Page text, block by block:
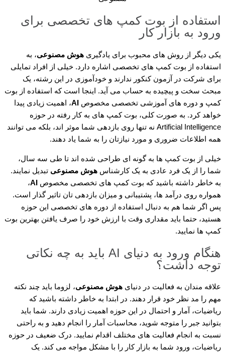
استفاده از بوت کمپ های تخصصی برای
ورود به بازار کار
یکی دیگر از روش های محبوب برای یادگیری هوش مصنوعی، به
استفاده از بوت کمپ های تخصصی اشاره دارد. خیلی از افراد تمایلی
برای شرکت در آزمون کنکور ندارند و خودآموزی در این رشته، یک
مبحث سخت و پیچیده به حساب می آید. اینجا است که استفاده از بوت
کمپ و دوره های آموزشی تخصصی مخصوص AI، اهمیت زیادی پیدا
خواهد کرد. به صورت کلی، بوت کمپ های به کار رفته در حوزه
Artificial Intelligence نه تنها روی بازدهی شما موثر اند، بلکه می توانند
همه اطلاعات ضروری و مورد نیازتان را به شما یاد دهند.
خیلی از بوت کمپ ها به گونه ای طراحی شده اند تا طی سه سال،
شما را از یک فرد عادی به یک کارشناس هوش مصنوعی تبدیل نمایند.
به خاطر داشته باشید که بوت کمپ های تخصصی مخصوص AI،
همواره روی درآمد ها، پشتیبانی و میزان بازدهی تان تاثیر گذار است.
پس اگر شما هم به دنبال استفاده از دوره های تخصصی این حوزه
هستید، حتما باید مقداری وقت با ارزش خود را صرف یافتن بهترین بوت
کمپ ها نمایید.
هنگام ورود به دنیای AI باید به چه نکاتی
توجه داشت؟
علاقه مندان به فعالیت در دنیای هوش مصنوعی، لزوما باید چند نکته
مهم را مد نظر خود قرار دهند. در ابتدا به خاطر داشته باشید که
ریاضیات، آمار و احتمال در این حوزه اهمیت زیادی دارند. شما باید
بتوانید جبر را متوجه شوید، محاسبات آمار را انجام دهید و به راحتی
نسبت به انجام فعالیت های مختلف اقدام نمایید. درک ضعیف در حوزه
ریاضیات، ورود شما به بازار کار را با مشکل مواجه می کند. یک